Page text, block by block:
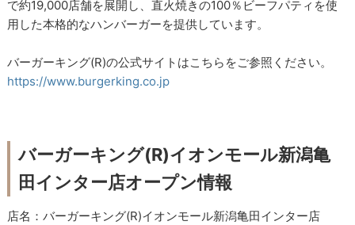
で約19,000店舗を展開し、直火焼きの100％ビーフパティを使
用した本格的なハンバーガーを提供しています。
バーガーキング(R)の公式サイトはこちらをご参照ください。
https://www.burgerking.co.jp
バーガーキング(R)イオンモール新潟亀
田インター店オープン情報
店名：バーガーキング(R)イオンモール新潟亀田インター店